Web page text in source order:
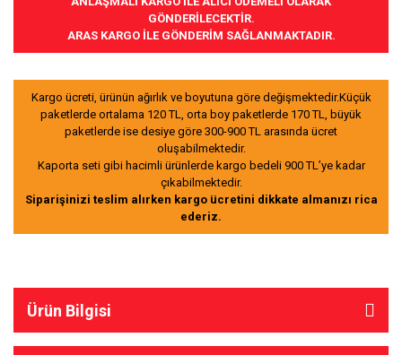
GÖNDERİLECEKTİR.
ARAS KARGO İLE GÖNDERİM SAĞLANMAKTADIR.
Kargo ücreti, ürünün ağırlık ve boyutuna göre değişmektedir.Küçük
paketlerde ortalama 120 TL, orta boy paketlerde 170 TL, büyük
paketlerde ise desiye göre 300-900 TL arasında ücret
oluşabilmektedir.
Kaporta seti gibi hacimli ürünlerde kargo bedeli 900 TL’ye kadar
çıkabilmektedir.
Siparişinizi teslim alırken kargo ücretini dikkate almanızı rica
ederiz.
Ürün Bilgisi